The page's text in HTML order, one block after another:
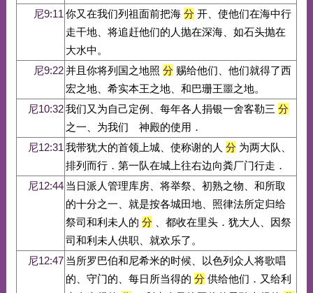
尼9:11 你又在我们列祖面前把海 分开、使他们在海中行
走干地、将追赶他们的人抛在深海、如石头抛在
大水中。
尼9:22并且你将列国之地照 分赐给他们、他们就得了西
宏之地、希实本王之地、和巴珊王噩之地。
尼10:32我们又为自己定例、每年各人捐银一舍客勒三 分
之一、为我们 神殿的使用．
尼12:31 我带犹大的首领上城、使称谢的人 分为两大队、
排列而行．第一队在城上往右边向粪厂门行走．
尼12:44 当日派人管理库房、将举祭、初熟之物、和所取
的十分之一、就是按各城田地、照律法所定归给
祭司和利未人的 分、都收在里头．犹大人、因祭
司和利未人供职、就欢乐了。
尼12:47 当所罗巴伯和尼希米的时候、以色列众人将歌唱
的、守门的、每日所当得的 分供给他们．又给利